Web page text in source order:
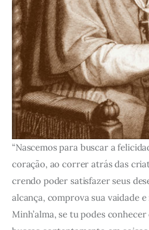
“Nascemos para buscar a
coração, ao correr atrás das
crendo poder satisfazer seus
alcança, comprova sua vaidade
Minh’alma, se tu podes